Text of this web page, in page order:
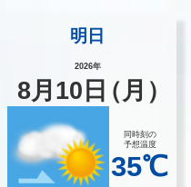
明日
2026年
8月 10 日（月）
同時刻の
予想温度
35℃